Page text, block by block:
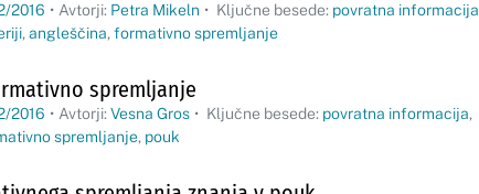
2016 • Avtorji: Petra Mikeln • Ključne besede: povratna informacija
, angleščina, formativno spremljanje
spremljanje
2016 • Avtorji: Vesna Gros • Ključne besede: povratna informacija,
spremljanje, pouk